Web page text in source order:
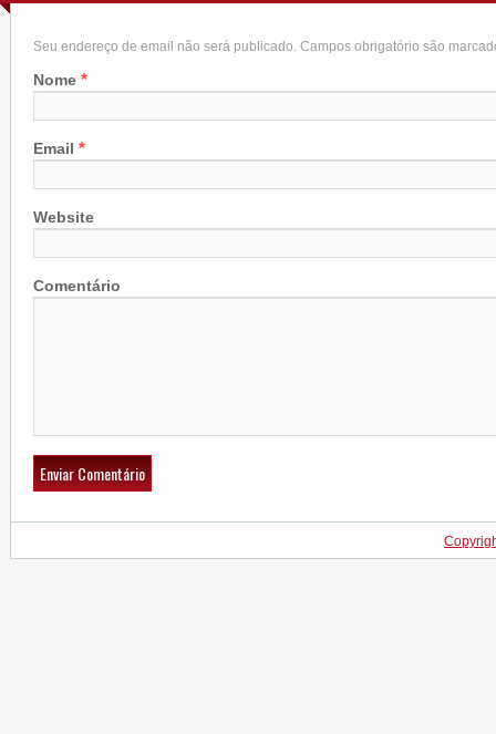
Seu endereço de email não será publicado. Campos obrigatório são
Nome *
Email *
Website
Comentário